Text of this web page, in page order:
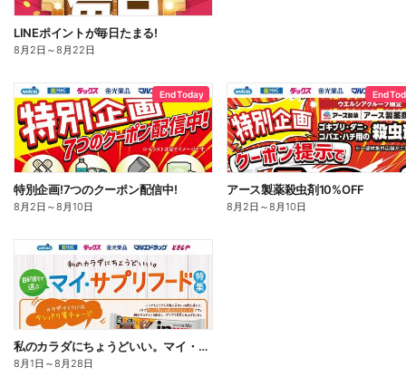
LINEポイントが毎日たまる!
8月2日 ～8月22日
End Today
特別企画!7つのクーポン配信中!
8月2日 ～8月10日
End
アース製薬殺虫剤10%OFF
8月2日 ～8月10日
私のカラダにちょうどいい。マイ・サプリフード
8月1日 ～8月28日